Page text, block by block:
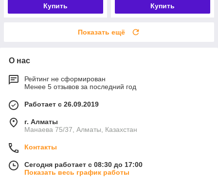
Купить Купить
Показать ещё
О нас
Рейтинг не сформирован
Менее 5 отзывов за последний год
Работает с 26.09.2019
г. Алматы
Манаева 75/37, Алматы, Казахстан
Контакты
Сегодня работает с 08:30 до 17:00
Показать весь график работы